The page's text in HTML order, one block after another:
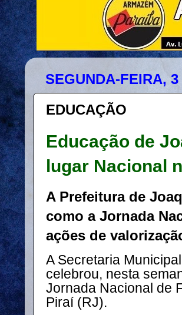
SEGUNDA-FEIRA,
EDUCAÇÃO
Educação de
lugar Nacional
A Prefeitura de
como a Jornada
ações de
A Secretaria
celebrou, nesta
Jornada Nacional de
Piraí (RJ).